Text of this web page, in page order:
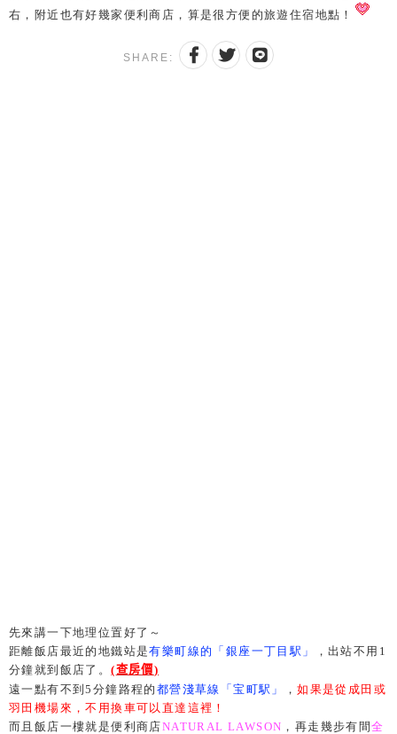
右，附近也有好幾家便利商店，算是很方便的旅遊住宿地點！
SHARE:
先來講一下地理位置好了～
距離飯店最近的地鐵站是有樂町線的「銀座一丁目駅」 ，出站不用1
分鐘就到飯店了。(查房價)
遠一點有不到5分鐘路程的 都營淺草線「宝町駅」 ，如果是從成田或
羽田機場來，不用換車可以直達這裡！
而且飯店一樓就是便利商店NATURAL LAWSON ，再走幾步有間全